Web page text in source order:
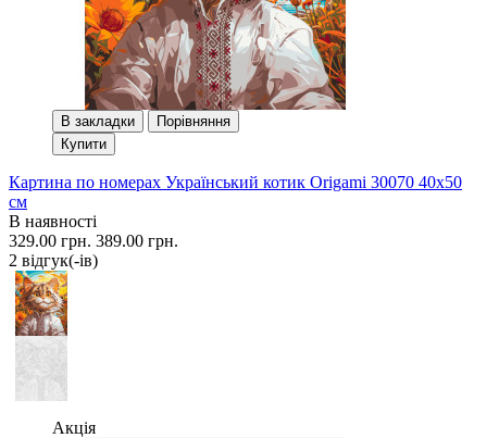
В закладки
Порівняння
Купити
Картина по номерах Український котик Origami 30070 40x50
см
В наявності
329.00 грн. 389.00 грн.
2 вiдгук(-iв)
Акція